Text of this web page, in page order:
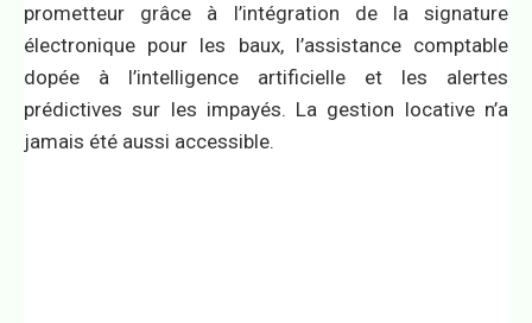
prometteur grâce à l’intégration de la signature
électronique pour les baux, l’assistance comptable
dopée à l’intelligence artificielle et les alertes
prédictives sur les impayés. La gestion locative n’a
jamais été aussi accessible.